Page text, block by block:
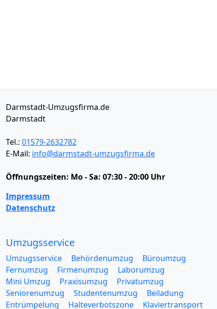
Darmstadt-Umzugsfirma.de
Darmstadt
Tel.: 01579-2632782
E-Mail: info@darmstadt-umzugsfirma.de
Öffnungszeiten: Mo - Sa: 07:30 - 20:00 Uhr
Impressum
Datenschutz
Umzugsservice
Umzugsservice Behördenumzug
Büroumzug
Fernumzug
Firmenumzug
Laborumzug
Mini Umzug
Praxisumzug
Privatumzug
Seniorenumzug
Studentenumzug
Beiladung
Entrümpelung
Halteverbotszone
Klaviertransport